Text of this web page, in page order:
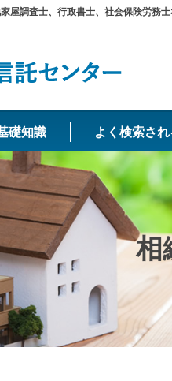
相
屋調査士、行政書士、社会保険労務
礎知識 よく検索さ